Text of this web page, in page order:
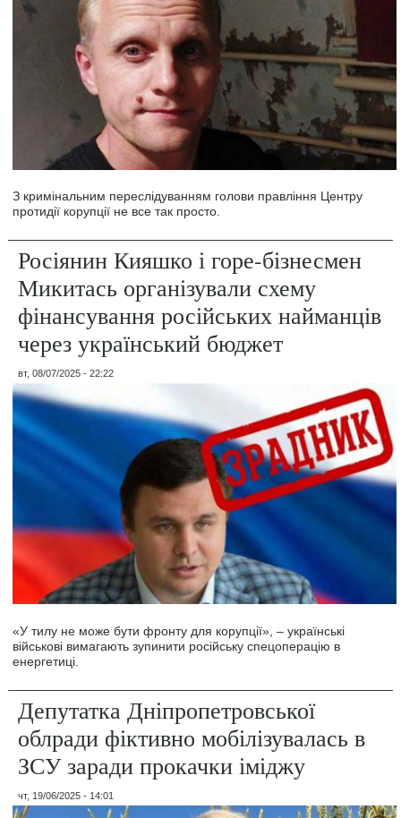
З кримінальним переслідуванням голови правління Центру
протидії корупції не все так просто.
Росіянин Кияшко і горе-бізнесмен
Микитась організували схему
фінансування російських найманців
через український бюджет
вт, 08/07/2025 - 22:22
«У тилу не може бути фронту для корупції», – українські
військові вимагають зупинити російську спецоперацію в
енергетиці.
Депутатка Дніпропетровської
облради фіктивно мобілізувалась в
ЗСУ заради прокачки іміджу
чт, 19/06/2025 - 14:01